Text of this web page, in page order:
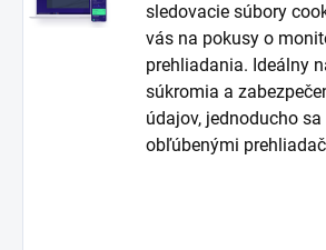
sledovacie súbory
vás na pokusy o
prehliadania. Ideálny
súkromia a
údajov, jednoducho
obľúbenými